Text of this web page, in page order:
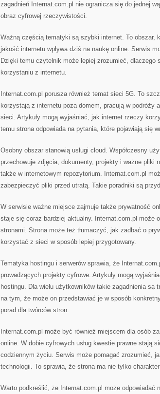
zagadnień Internat.com.pl nie ogranicza się do jednej
obraz cyfrowej rzeczywistości.
Ważną częścią tematyki są szybki internet. To obszar,
jakość internetu wpływa dziś na naukę online. Serwis
Dzięki temu czytelnik może lepiej zrozumieć, dlaczego
korzystaniu z internetu.
Internat.com.pl porusza również temat sieci 5G. To
korzystają z internetu poza domem, pracują w podróży
sieci. Artykuły mogą wyjaśniać, jak internet rzeczy
temu strona odpowiada na pytania, które pojawiają się
Osobny obszar stanowią usługi cloud. Współczesny
przechowuje zdjęcia, dokumenty, projekty i ważne pliki
także w internetowym repozytorium. Internat.com.pl
zabezpieczyć pliki przed utratą. Takie poradniki są
W serwisie ważne miejsce zajmuje także prywatność
staje się coraz bardziej aktualny. Internat.com.pl może
stronami. Strona może też tłumaczyć, jak zadbać o
korzystać z sieci w sposób lepiej przygotowany.
Tematyka hostingu i serwerów sprawia, że
prowadzących projekty cyfrowe. Artykuły mogą
hostingu. Dla wielu użytkowników takie zagadnienia są
na tym, że może on przedstawiać je w sposób
porad dla twórców stron.
Internat.com.pl może być również miejscem dla osób
online. W dobie cyfrowych usług kwestie prawne stają
codziennym życiu. Serwis może pomagać zrozumieć,
technologii. To sprawia, że strona ma nie tylko
Warto podkreślić, że Internat.com.pl może odpowiadać